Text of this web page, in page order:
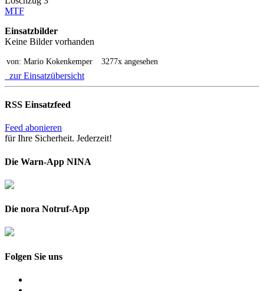
MTF
Einsatzbilder
Keine Bilder vorhanden
von: Mario Kokenkemper 3277x angesehen
zur Einsatzübersicht
RSS Einsatzfeed
Feed abonieren
für Ihre Sicherheit. Jederzeit!
Die Warn-App NINA
Die nora Notruf-App
Folgen Sie uns